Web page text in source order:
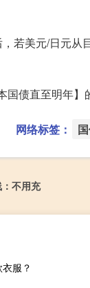
若美元/日元
债直至明年】
网络标签：
不用充
服？